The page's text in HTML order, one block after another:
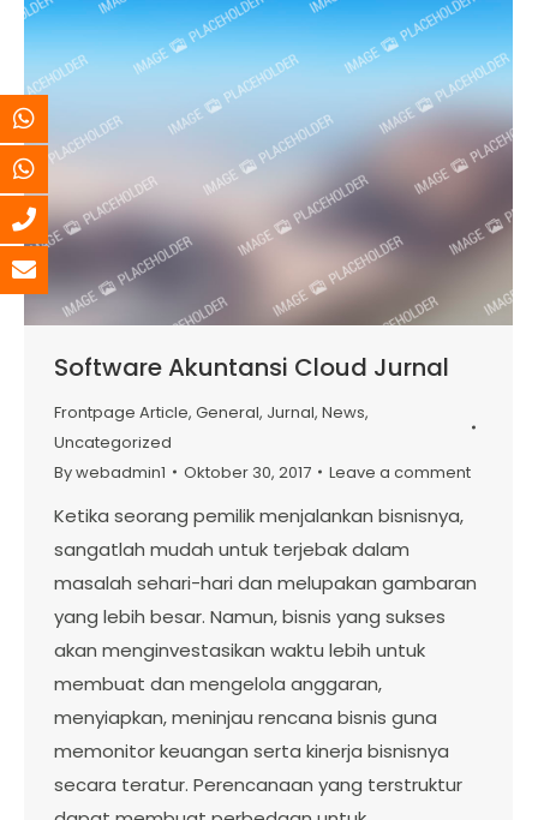
Software Akuntansi Cloud Jurnal
Frontpage Article, General, Jurnal, News,
Uncategorized
Bywebadmin1 Oktober 30, 2017 Leave a comment
Ketika seorang pemilik menjalankan bisnisnya,
sangatlah mudah untuk terjebak dalam
masalah sehari-hari dan melupakan gambaran
yang lebih besar. Namun, bisnis yang sukses
akan menginvestasikan waktu lebih untuk
membuat dan mengelola anggaran,
menyiapkan, meninjau rencana bisnis guna
memonitor keuangan serta kinerja bisnisnya
secara teratur. Perencanaan yang terstruktur